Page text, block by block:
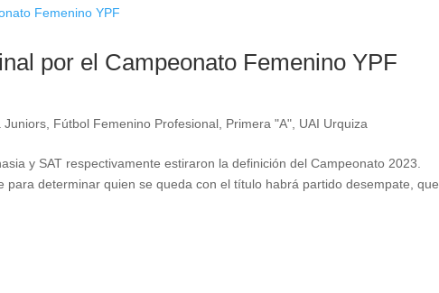
por el Campeonato Femenino YPF
Juniors Fútbol Femenino Profesional Primera "A" UAI Urquiza
y SAT respectivamente estiraron la definición del Campeonato 2023.
para determinar quien se queda con el título habrá partido desempate, que